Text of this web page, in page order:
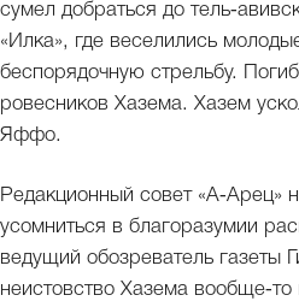
сумел добраться до
«Илка», где веселились
беспорядочную стрельбу.
ровесников Хазема. Хазем
Яффо.
Редакционный совет «А‑Арец»
усомниться в благоразумии
ведущий обозреватель газеты
неистовство Хазема